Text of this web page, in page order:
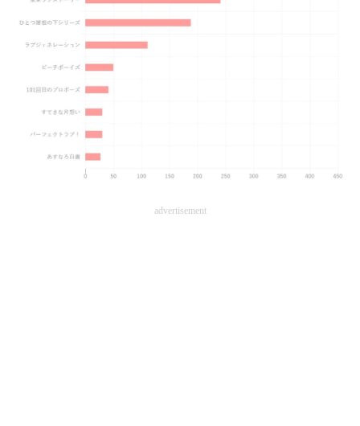
好きが集まる 比べて選べる
ビジネスと働き方のヒント
企業ITのトレンドを詳説
経営リーダーのコミュニティ
advertisement